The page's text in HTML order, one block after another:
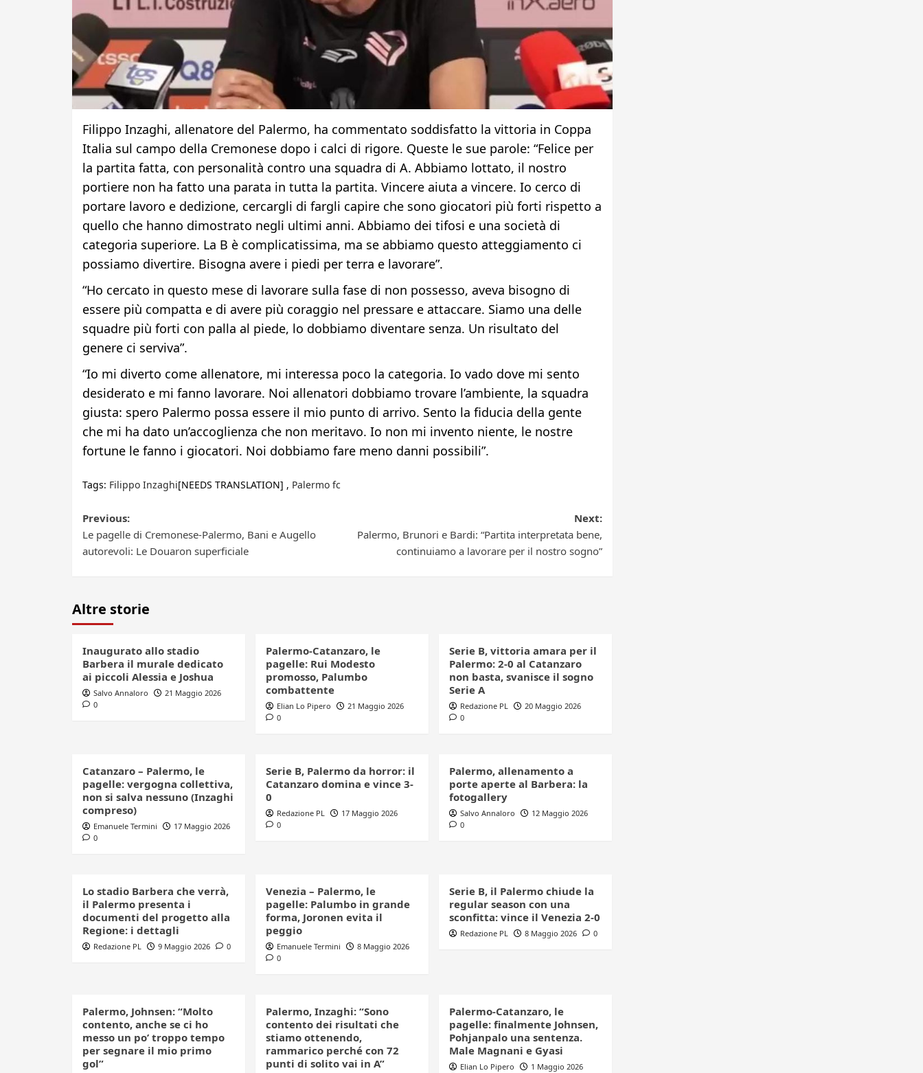
Filippo Inzaghi, allenatore del Palermo, ha commentato soddisfatto la vittoria in Coppa
Italia sul campo della Cremonese dopo i calci di rigore. Queste le sue parole: “Felice per
la partita fatta, con personalità contro una squadra di A. Abbiamo lottato, il nostro
portiere non ha fatto una parata in tutta la partita. Vincere aiuta a vincere. Io cerco di
portare lavoro e dedizione, cercargli di fargli capire che sono giocatori più forti rispetto a
quello che hanno dimostrato negli ultimi anni. Abbiamo dei tifosi e una società di
categoria superiore. La B è complicatissima, ma se abbiamo questo atteggiamento ci
possiamo divertire. Bisogna avere i piedi per terra e lavorare”.
“Ho cercato in questo mese di lavorare sulla fase di non possesso, aveva bisogno di
essere più compatta e di avere più coraggio nel pressare e attaccare. Siamo una delle
squadre più forti con palla al piede, lo dobbiamo diventare senza. Un risultato del
genere ci serviva”.
“Io mi diverto come allenatore, mi interessa poco la categoria. Io vado dove mi sento
desiderato e mi fanno lavorare. Noi allenatori dobbiamo trovare l’ambiente, la squadra
giusta: spero Palermo possa essere il mio punto di arrivo. Sento la fiducia della gente
che mi ha dato un’accoglienza che non meritavo. Io non mi invento niente, le nostre
fortune le fanno i giocatori. Noi dobbiamo fare meno danni possibili”.
Tags: Filippo Inzaghi[NEEDS TRANSLATION] , Palermo fc
Post
navigation
Previous:
Le pagelle di Cremonese-Palermo, Bani e Augello
autorevoli: Le Douaron superficiale
Next:
Palermo, Brunori e Bardi: “Partita interpretata bene,
continuiamo a lavorare per il nostro sogno”
Altre storie
Inaugurato allo stadio
Barbera il murale dedicato
ai piccoli Alessia e Joshua
Salvo Annaloro
21 Maggio 2026
0
Palermo-Catanzaro, le
pagelle: Rui Modesto
promosso, Palumbo
combattente
Elian Lo Pipero
21 Maggio 2026
0
Serie B, vittoria amara per il
Palermo: 2-0 al Catanzaro
non basta, svanisce il sogno
Serie A
Redazione PL
20 Maggio 2026
0
Catanzaro – Palermo, le
pagelle: vergogna collettiva,
non si salva nessuno (Inzaghi
compreso)
Emanuele Termini
17 Maggio 2026
0
Serie B, Palermo da horror: il
Catanzaro domina e vince 3-
0
Redazione PL
17 Maggio 2026
0
Palermo, allenamento a
porte aperte al Barbera: la
fotogallery
Salvo Annaloro
12 Maggio 2026
0
Lo stadio Barbera che verrà,
il Palermo presenta i
documenti del progetto alla
Regione: i dettagli
Redazione PL 9 Maggio 2026 0
Venezia – Palermo, le
pagelle: Palumbo in grande
forma, Joronen evita il
peggio
Emanuele Termini
8 Maggio 2026
0
Serie B, il Palermo chiude la
regular season con una
sconfitta: vince il Venezia 2-0
Redazione PL 8 Maggio 2026 0
Palermo, Johnsen: “Molto
contento, anche se ci ho
messo un po’ troppo tempo
per segnare il mio primo
gol”
Palermo, Inzaghi: “Sono
contento dei risultati che
stiamo ottenendo,
rammarico perché con 72
punti di solito vai in A”
Palermo-Catanzaro, le
pagelle: finalmente Johnsen,
Pohjanpalo una sentenza.
Male Magnani e Gyasi
Elian Lo Pipero
1 Maggio 2026